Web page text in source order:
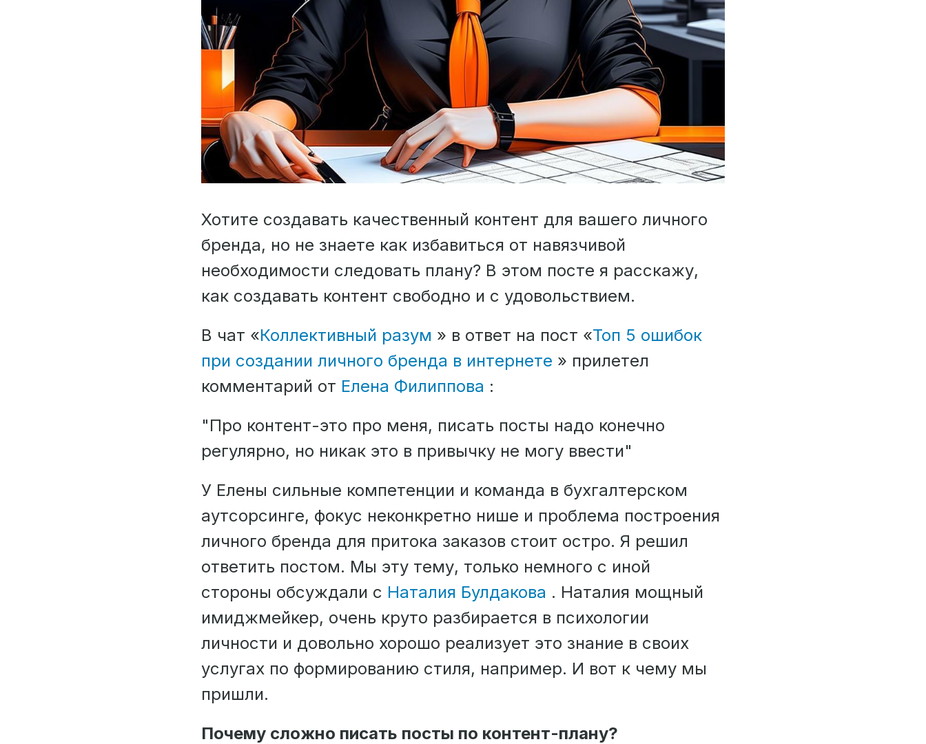
Хотите создавать качественный контент для вашего личного
бренда, но не знаете как избавиться от навязчивой
необходимости следовать плану? В этом посте я расскажу,
как создавать контент свободно и с удовольствием.
В чат «Коллективный разум » в ответ на пост «Топ 5 ошибок
при создании личного бренда в интернете » прилетел
комментарий от Елена Филиппова :
"Про контент-это про меня, писать посты надо конечно
регулярно, но никак это в привычку не могу ввести"
У Елены сильные компетенции и команда в бухгалтерском
аутсорсинге, фокус неконкретно нише и проблема построения
личного бренда для притока заказов стоит остро. Я решил
ответить постом. Мы эту тему, только немного с иной
стороны обсуждали с Наталия Булдакова . Наталия мощный
имиджмейкер, очень круто разбирается в психологии
личности и довольно хорошо реализует это знание в своих
услугах по формированию стиля, например. И вот к чему мы
пришли.
Почему сложно писать посты по контент-плану?